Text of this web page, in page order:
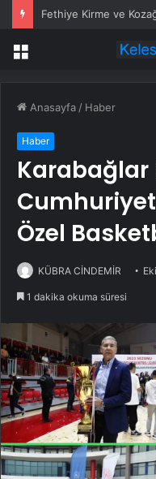
Fethiye Kirme ve
Menü
Anasayfa / Haber
Haber
Karabağlar
Özel
KÜBRA CİNDEMİR
1 dakika okuma süresi